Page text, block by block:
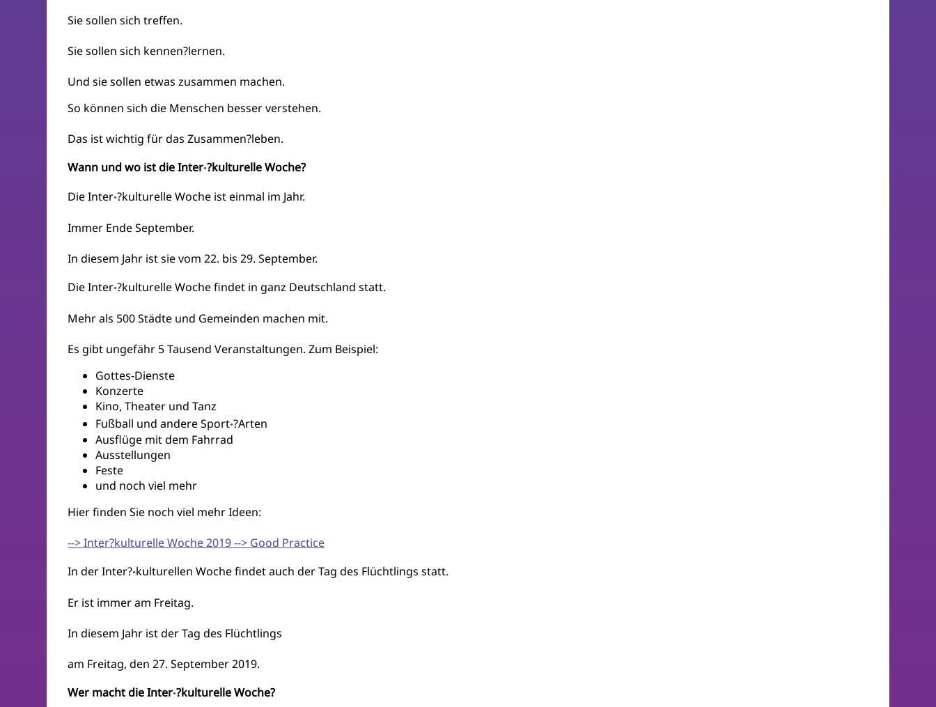
Sie sollen sich treffen.
Sie sollen sich kennen?lernen.
Und sie sollen etwas zusammen machen.
So können sich die Menschen besser verstehen.
Das ist wichtig für das Zusammen?leben.
Wann und wo ist die Inter·?kulturelle Woche?
Die Inter·?kulturelle Woche ist einmal im Jahr.
Immer Ende September.
In diesem Jahr ist sie vom 22. bis 29. September.
Die Inter·?kulturelle Woche findet in ganz Deutschland statt.
Mehr als 500 Städte und Gemeinden machen mit.
Es gibt ungefähr 5 Tausend Veranstaltungen. Zum Beispiel:
Gottes-Dienste
Konzerte
Kino, Theater und Tanz
Fußball und andere Sport·?Arten
Ausflüge mit dem Fahrrad
Ausstellungen
Feste
und noch viel mehr
Hier finden Sie noch viel mehr Ideen:
--> Inter?kulturelle Woche 2019 --> Good Practice
In der Inter?·kulturellen Woche findet auch der Tag des Flüchtlings statt.
Er ist immer am Freitag.
In diesem Jahr ist der Tag des Flüchtlings
am Freitag, den 27. September 2019.
Wer macht die Inter·?kulturelle Woche?